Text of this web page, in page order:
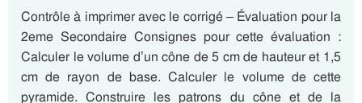
Contrôle à imprimer avec le corrigé – Évaluation pour la
2eme Secondaire Consignes pour cette évaluation :
Calculer le volume d’un cône de 5 cm de hauteur et 1,5
cm de rayon de base. Calculer le volume de cette
pyramide. Construire les patrons du cône et de la